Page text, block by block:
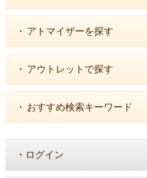
・ アトマイザーを探す
・ アウトレットで探す
・ おすすめ検索キーワード
・ ログイン